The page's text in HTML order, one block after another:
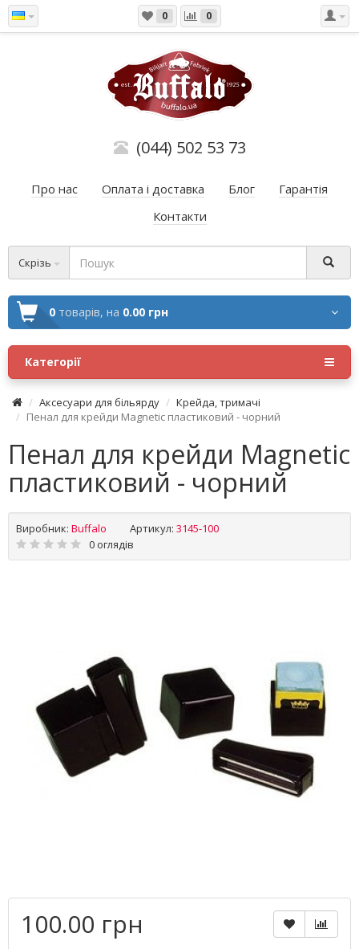
0 0
(044) 502 53 73
Про нас Оплата і доставка Блог
Гарантія
Контакти
Скрізь
0 товарів, на 0.00 грн
Категорії
Аксесуари для більярду
Крейда, тримачі
Пенал для крейди Magnetic пластиковий - чорний
Пенал для крейди Magnetic
пластиковий - чорний
Виробник: Buffalo Артикул: 3145-100
0 оглядів
100.00 грн